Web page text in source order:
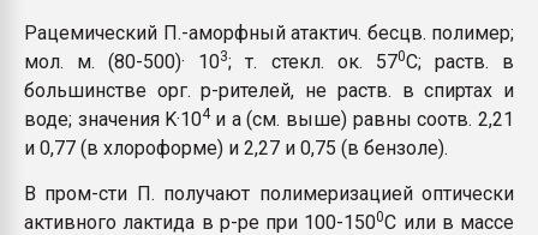
Рацемический П.-аморфный атактич. бесцв. полимер;
мол. м. (80-500)· 103; т. стекл. ок. 570C; раств. в
большинстве орг. р-рителей, не раств. в спиртах и
воде; значения K·104 и a (см. выше) равны соотв. 2,21
и 0,77 (в хлороформе) и 2,27 и 0,75 (в бензоле).
В пром-сти П. получают полимеризацией оптически
активного лактида в р-ре при 100-1500C или в массе